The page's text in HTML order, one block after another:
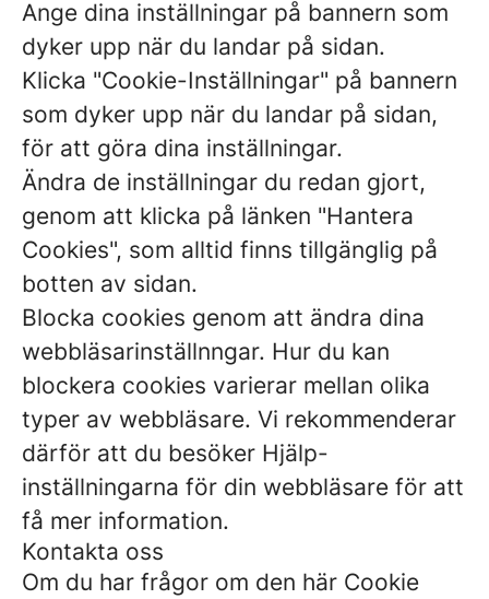
Ange dina inställningar på bannern som
dyker upp när du landar på sidan.
Klicka "Cookie-Inställningar" på bannern
som dyker upp när du landar på sidan,
för att göra dina inställningar.
Ändra de inställningar du redan gjort,
genom att klicka på länken "Hantera
Cookies", som alltid finns tillgänglig på
botten av sidan.
Blocka cookies genom att ändra dina
webbläsarinställnngar. Hur du kan
blockera cookies varierar mellan olika
typer av webbläsare. Vi rekommenderar
därför att du besöker Hjälp-
inställningarna för din webbläsare för att
få mer information.
Kontakta oss
Om du har frågor om den här Cookie